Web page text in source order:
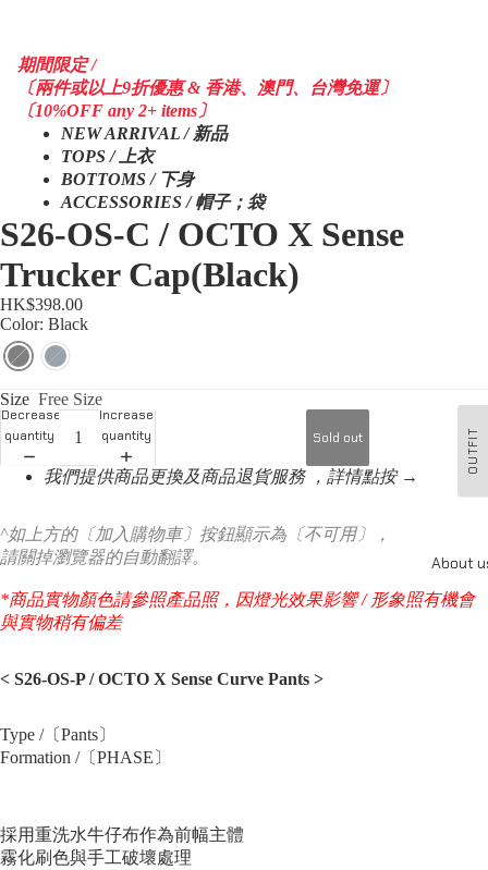
About
OUTFIT
期間限定 /
〔兩件或以上9折優惠 & 香港、澳門、台灣免運〕
〔10%OFF any 2+ items〕
NEW ARRIVAL / 新品
TOPS / 上衣
BOTTOMS / 下身
ACCESSORIES / 帽子；袋
S26-OS-C / OCTO X Sense
Trucker Cap(Black)
HK$398.00
Color: Black
Size Free Size
Decrease
quantity
Increase
quantity
Sold out
我們提供商品更換及商品退貨服務 ，詳情點按 →
^如上方的〔加入購物車〕按鈕顯示為〔不可用〕，
請關掉瀏覽器的自動翻譯。
*商品實物顏色請參照產品照，因燈光效果影響 / 形象照有機會
與實物稍有偏差
< S26-OS-P / OCTO X Sense Curve Pants >
Type /〔Pants〕
Formation /〔PHASE〕
採用重洗水牛仔布作為前幅主體
霧化刷色與手工破壞處理